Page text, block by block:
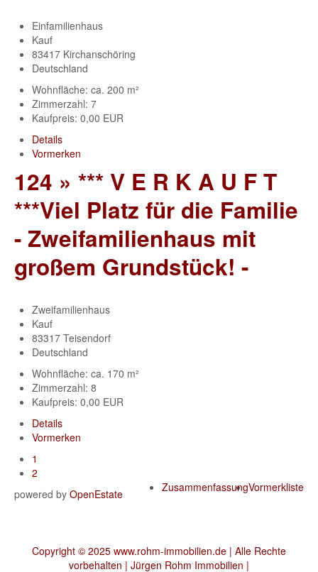
Einfamilienhaus
Kauf
83417 Kirchanschöring
Deutschland
Wohnfläche: ca. 200 m²
Zimmerzahl: 7
Kaufpreis: 0,00 EUR
Details
Vormerken
124 » *** V E R K A U F T
***Viel Platz für die Familie
- Zweifamilienhaus mit
großem Grundstück! -
Zweifamilienhaus
Kauf
83317 Teisendorf
Deutschland
Wohnfläche: ca. 170 m²
Zimmerzahl: 8
Kaufpreis: 0,00 EUR
Details
Vormerken
1
2
Vormerkliste
Zusammenfassung
powered by OpenEstate
Copyright © 2025 www.rohm-immobilien.de | Alle Rechte
vorbehalten | Jürgen Rohm Immobilien |